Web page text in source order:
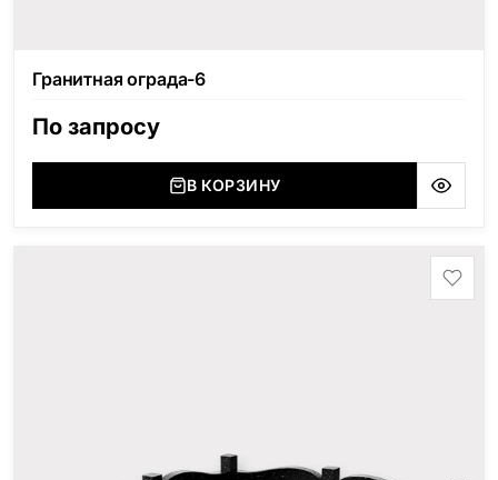
Гранитная ограда-6
По запросу
В КОРЗИНУ